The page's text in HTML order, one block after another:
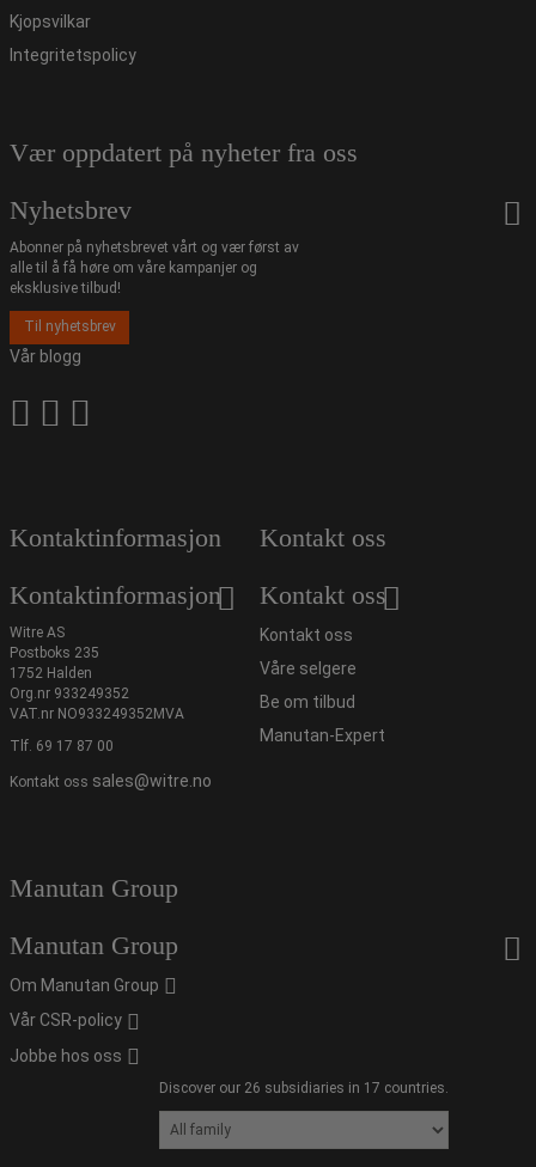
Kjopsvilkar
Integritetspolicy
Vær oppdatert på nyheter fra oss
Nyhetsbrev
Abonner på nyhetsbrevet vårt og vær først av
alle til å få høre om våre kampanjer og
eksklusive tilbud!
Til nyhetsbrev
Vår blogg
Kontaktinformasjon
Kontaktinformasjon
Witre AS
Postboks 235
1752 Halden
Org.nr 933249352
VAT.nr NO933249352MVA
Tlf. 69 17 87 00
Kontakt oss sales@witre.no
Kontakt oss
Kontakt oss
Kontakt oss
Våre selgere
Be om tilbud
Manutan-Expert
Manutan Group
Manutan Group
Om Manutan Group
Vår CSR-policy
Jobbe hos oss
Discover our 26 subsidiaries in 17 countries.